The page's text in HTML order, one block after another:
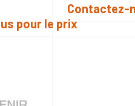
pour le prix
Contactez-